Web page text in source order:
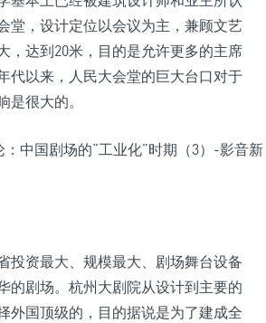
堂，设计定位以会议为主，兼顾文艺
，达到20米，目的是允许更多的主席
代以来，人民大会堂的巨大台口对于
是很大的。
投资最大、规模最大、剧场舞台设备
的剧场。杭州大剧院从设计到主要的
外国顶级的，目的据说是为了建成全